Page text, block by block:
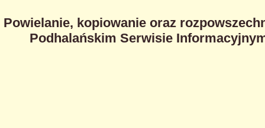
Powielanie, kopiowanie oraz
Podhalańskim Serwisie